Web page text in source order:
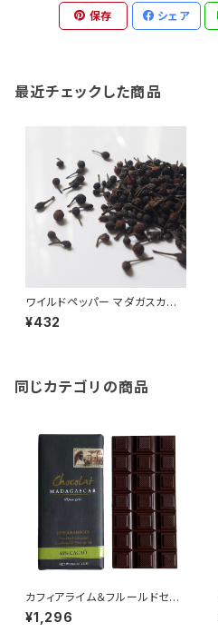
保存 シェア
最近チェックした商品
ワイルドペッパー マダガスカル
の野生のコショウ 25G Voats
iperifery AFRICAN TABLE
¥432
同じカテゴリの商品
カフィアライム＆フルールドセル/
ダークチョコレート 65% ショコ
ラマダガスカル Chocolat Mad
¥1,296